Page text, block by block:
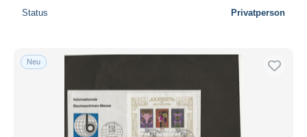
Wohnsitz des Verkäufers
Übernehmen
Status Privatperson
Neu